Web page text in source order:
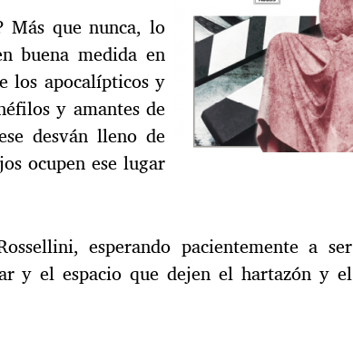
Más que nunca, lo
buena medida en
los apocalípticos y
y amantes de
desván lleno de
ocupen ese lugar
esperando pacientemente a ser
y el espacio que dejen el hartazón y el